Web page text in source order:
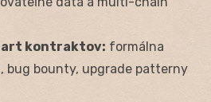
kontraktov: formálna
bug bounty, upgrade patterny